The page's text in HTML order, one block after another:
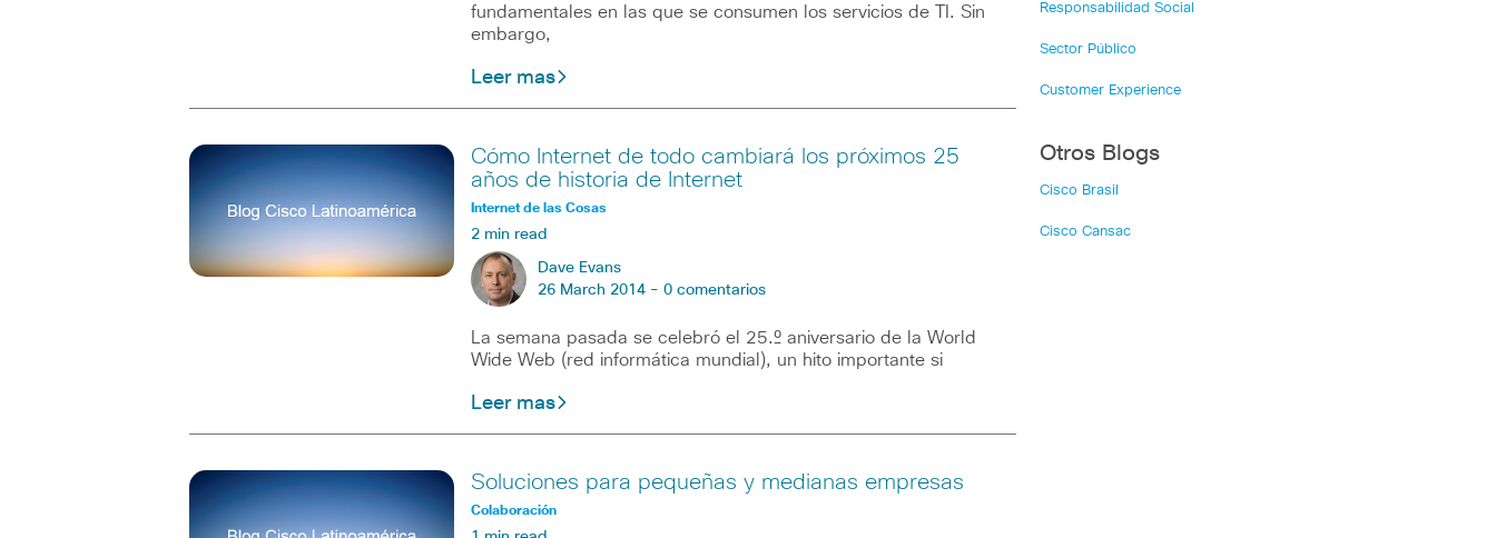
fundamentales en las que se consumen los servicios de TI. Sin
embargo,
Leer mas
Cómo Internet de todo cambiará los próximos 25
años de historia de Internet
Internet de las Cosas
2 min read
Dave Evans
26 March 2014 - 0 comentarios
La semana pasada se celebró el 25.º aniversario de la World
Wide Web (red informática mundial), un hito importante si
Leer mas
Soluciones para pequeñas y medianas empresas
Colaboración
Responsabilidad Social
Sector Público
Customer Experience
Otros Blogs
Cisco Brasil
Cisco Cansac